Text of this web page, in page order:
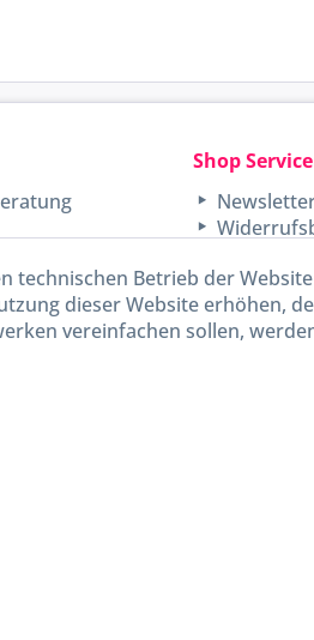
Shop Service
technischen Betrieb der
dieser Website erhöhen,
vereinfachen sollen,